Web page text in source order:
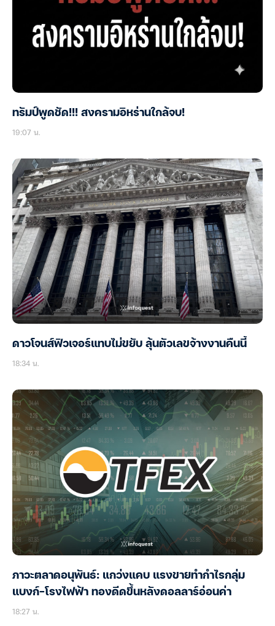
ทรัมป์พูดชัด!!! สงครามอิหร่านใกล้จบ!
19:07 น.
ดาวโจนส์ฟิวเจอร์แทบไม่ขยับ ลุ้นตัวเลขจ้างงานคืนนี้
18:34 น.
ภาวะตลาดอนุพันธ์: แกว่งแคบ แรงขายทำกำไรกลุ่ม
แบงก์-โรงไฟฟ้า ทองดีดขึ้นหลังดอลลาร์อ่อนค่า
18:27 น.